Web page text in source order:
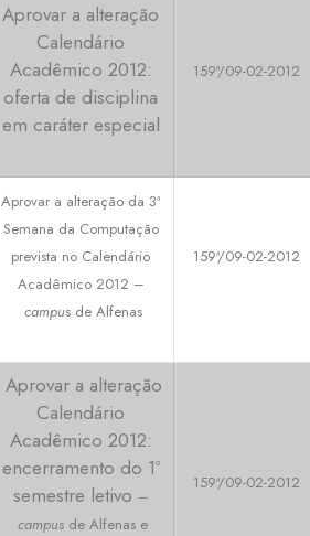
Aprovar a alteração
Calendário
Acadêmico 2012:
oferta de disciplina
em caráter especial
159ª/09-02-2012
Aprovar a alteração da 3ª
Semana da Computação
prevista no Calendário
Acadêmico 2012 –
campus de Alfenas
159ª/09-02-2012
Aprovar a alteração
Calendário
Acadêmico 2012:
encerramento do 1º
semestre letivo –
campus de Alfenas e
159ª/09-02-2012